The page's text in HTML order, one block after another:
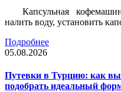
Капсульная
налить воду, установить
Подробнее
05.08.2026
Путевки в Турцию: как
подобрать идеальный